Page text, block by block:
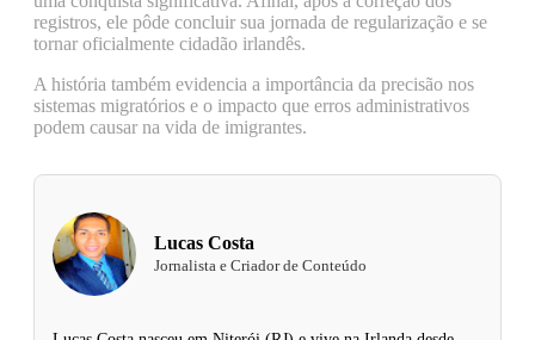
registros, ele pôde concluir sua jornada de regularização e se
tornar oficialmente cidadão irlandês.
A história também evidencia a importância da precisão nos
sistemas migratórios e o impacto que erros administrativos
podem causar na vida de imigrantes.
Lucas Costa
Jornalista e Criador de Conteúdo